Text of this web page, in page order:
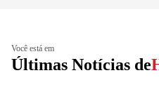
Você está em
Últimas Notícias de